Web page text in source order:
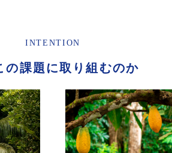
INTENTION
の課題に取り組むのか